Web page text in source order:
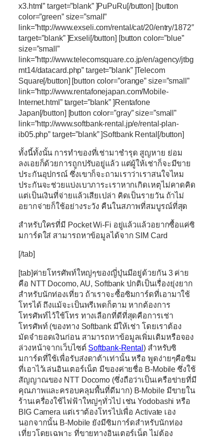
x3.html” target=”blank” ]PuPuRu[/button] [button
color=”green” size=”small”
link=”http://www.exseli.com/rental/cat/20/entry/1872″
target=”blank” ]Exseli[/button] [button color=”blue”
size=”small”
link=”http://www.telecomsquare.co.jp/en/agency/jtbg
mt14/datacard.php” target=”blank” ]Telecom
Square[/button] [button color=”orange” size=”small”
link=”http://www.rentafonejapan.com/Mobile-
Internet.html” target=”blank” ]Rentafone
Japan[/button] [button color=”gray” size=”small”
link=”http://www.softbank-rental.jp/e/rental-plan-
ib05.php” target=”blank” ]Softbank Rental[/button]
ทั้งนี้ทั้งนั้น การทำของที่เช่ามาชำรุด สูญหาย ย่อม
ลงเอยก็ด้วยการถูกปรับอยู่แล้ว แต่ผู้ให้เช่าก็จะมีขาย
ประกันอุปกรณ์ ซึ่งเขาก็จะถามเราว่าเราสนใจไหม
ประกันจะช่วยแบ่งเบาภาระเราหากเกิดเหตุไม่คาดคิด
แต่เป็นเงินที่จ่ายแล้วเสียเปล่า คิดเป็นรายวัน ถ้าไม่
อยากจ่ายก็ใช้อย่างระวัง คืนในสภาพที่สมบูรณ์ที่สุด
สำหรับใครที่มี Pocket Wi-Fi อยู่แล้วแล้วอยากซื้อแค่ซิ
มการ์ดใส่ สามารถหาข้อมูลได้จาก SIM Card
[/tab]
[tab]ค่ายโทรศัพท์ใหญ่ๆของญี่ปุ่นมีอยู่ด้วยกัน 3 ค่าย
คือ NTT Docomo, AU, Softbank ปกติเป็นเรื่องยุ่งยาก
สำหรับนักท่องเที่ยว ถ้าเราจะซื้อซิมการ์ดที่เอามาใช้
โทรได้ ถึงแม้จะเป็นพรีเพดก็ตาม หากต้องการ
โทรศัพท์ไว้ใช้โทร ทางเลือกที่ดีที่สุดคือการเช่า
โทรศัพท์ (ของทาง Softbank มีให้เช่า โดยเราต้อง
มัดจำยอดเงินก่อน สามารถหาข้อมูลเพิ่มเติมหรือจอง
ล่วงหน้าจากเว็บไซต์ Softbank-Rental) สำหรับซิ
มการ์ดที่ใช้เพื่อรับส่งดาต้าเท่านั้น หรือ พูดง่ายๆคือซิม
ที่เอาไว้เล่นอินเตอร์เน็ต มีของค่ายชื่อ B-Mobile ซึ่งใช้
สัญญาณของ NTT Docomo (ซึ่งถือว่าเป็นเครือข่ายที่มี
คุณภาพและครอบคลุมพื้นที่ดีมาก) B-Mobile มีขายใน
ร้านเครื่องใช้ไฟฟ้าใหญ่ๆทั่วไป เช่น Yodobashi หรือ
BIG Camera แต่เราต้องโทรไปเพื่อ Activate เอง
นอกจากนั้น B-Mobile ยังมีซิมการ์ดสำหรับนักท่อง
เที่ยวโดยเฉพาะ ที่ขายทางอินเตอร์เน็ต ไม่ต้อง